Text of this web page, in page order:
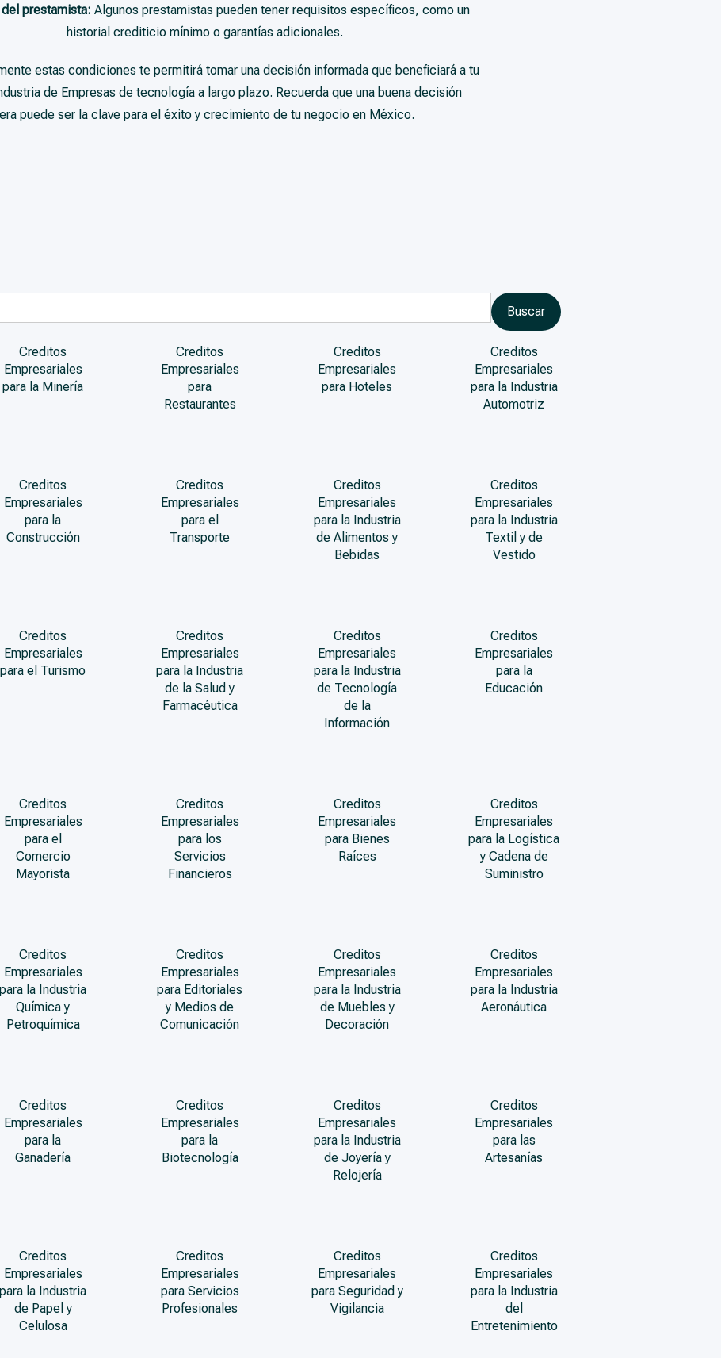
prestamista: Algunos prestamistas pueden tener requisitos específicos, como un
historial crediticio mínimo o garantías adicionales.
estas condiciones te permitirá tomar una decisión informada que beneficiará a tu
de Empresas de tecnología a largo plazo. Recuerda que una buena decisión
puede ser la clave para el éxito y crecimiento de tu negocio en México.
Creditos
Empresariales
para la Minería
Creditos
Empresariales
para
Restaurantes
Creditos
Empresariales
para Hoteles
Creditos
Empresariales
para la Industria
Automotriz
Creditos
Empresariales
para la
Construcción
Creditos
Empresariales
para el
Transporte
Creditos
Empresariales
para la Industria
de Alimentos y
Bebidas
Creditos
Empresariales
para la Industria
Textil y de
Vestido
Creditos
Empresariales
para el Turismo
Creditos
Empresariales
para la Industria
de la Salud y
Farmacéutica
Creditos
Empresariales
para la Industria
de Tecnología
de la
Información
Creditos
Empresariales
para la
Educación
Creditos
Empresariales
para el
Comercio
Mayorista
Creditos
Empresariales
para los
Servicios
Financieros
Creditos
Empresariales
para Bienes
Raíces
Creditos
Empresariales
para la Logística
y Cadena de
Suministro
Creditos
Empresariales
para la Industria
Química y
Petroquímica
Creditos
Empresariales
para Editoriales
y Medios de
Comunicación
Creditos
Empresariales
para la Industria
de Muebles y
Decoración
Creditos
Empresariales
para la Industria
Aeronáutica
Creditos
Empresariales
para la
Ganadería
Creditos
Empresariales
para la
Biotecnología
Creditos
Empresariales
para la Industria
de Joyería y
Relojería
Creditos
Empresariales
para las
Artesanías
Creditos
Empresariales
para la Industria
de Papel y
Celulosa
Creditos
Empresariales
para Servicios
Profesionales
Creditos
Empresariales
para Seguridad y
Vigilancia
Creditos
Empresariales
para la Industria
del
Entretenimiento